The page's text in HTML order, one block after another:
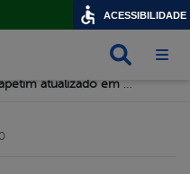
Boletim epidemiológico de Itapetim atualizado em 21 de janeiro de 2021
ACESSIBILIDADE